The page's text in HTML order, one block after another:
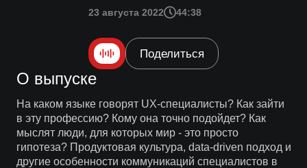
23 августа 2022 44:38
Поделиться
О выпуске
На каком языке говорят UX-специалисты? Как зайти
в эту профессию? Кому она точно подойдет? Как
мыслят люди, для которых мир - это просто
гипотеза? Продуктовая культура, data-driven подход и
другие особенности коммуникаций специалистов в